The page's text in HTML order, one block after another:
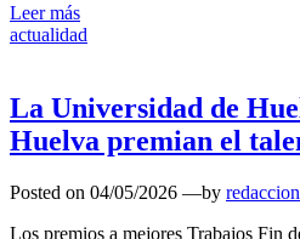
Leer más
actualidad
La Universidad de
Huelva premian el
Posted on 04/05/2026 —by redaccion
Los premios a mejores Trabajos Fin